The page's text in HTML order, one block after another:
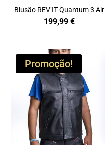
Blusão REV’IT Quantum 3 Air
199,99€
Promoção!